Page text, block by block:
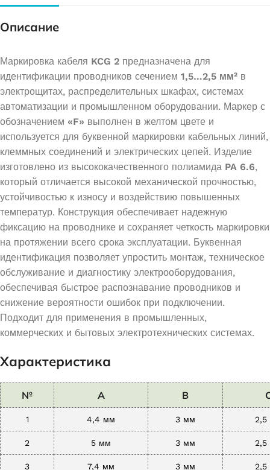
Описание
Маркировка кабеля KCG 2 предназначена для
идентификации проводников сечением 1,5…2,5 мм² в
электрощитах, распределительных шкафах, системах
автоматизации и промышленном оборудовании. Маркер с
обозначением «F» выполнен в желтом цвете и
используется для буквенной маркировки кабельных линий,
клеммных соединений и электрических цепей. Изделие
изготовлено из высококачественного полиамида PA 6.6,
который отличается высокой механической прочностью,
устойчивостью к износу и воздействию повышенных
температур. Конструкция обеспечивает надежную
фиксацию на проводнике и сохраняет четкость маркировки
на протяжении всего срока эксплуатации. Буквенная
идентификация позволяет упростить монтаж, техническое
обслуживание и диагностику электрооборудования,
обеспечивая быстрое распознавание проводников и
снижение вероятности ошибок при подключении.
Подходит для применения в промышленных,
коммерческих и бытовых электротехнических системах.
Характеристика
№ A B
1 4,4 мм 3 мм
2 5 мм 3 мм
3 7,4 мм 3 мм